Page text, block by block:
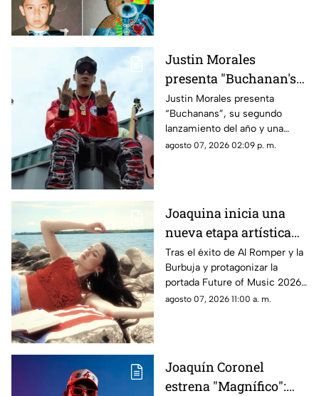
Justin Morales
presenta "Buchanan's",
el corrido que sus fans
esperaban desde hace
dos años
Justin Morales presenta
“Buchanans”, su segundo
lanzamiento del año y una
composición de su autoría que
el artista compartió un primer
adelanto en redes sociales.
agosto 07, 2026 02:09 p. m.
Joaquina inicia una
nueva etapa artística
con 'Verano en la
Ciudad'
Tras el éxito de Al Romper y la
Burbuja y protagonizar la
portada Future of Music 2026,
de Rolling Stone en español, la
personas que nos formaron
agosto 07, 2026 11:00 a. m.
Joaquín Coronel
estrena "Magnífico":